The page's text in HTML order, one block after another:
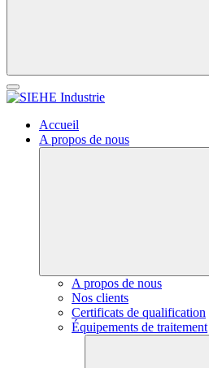
Accueil
A propos de nous
A propos de nous
Nos clients
Certificats de qualification
Équipements de traitement